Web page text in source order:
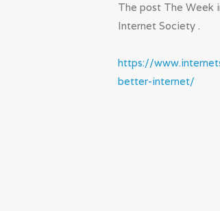
The post The Week
Internet Society .
https://
better-internet/